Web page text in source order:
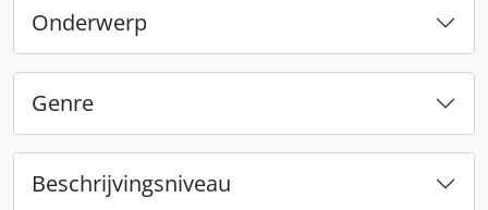
Onderwerp
Genre
Beschrijvingsniveau